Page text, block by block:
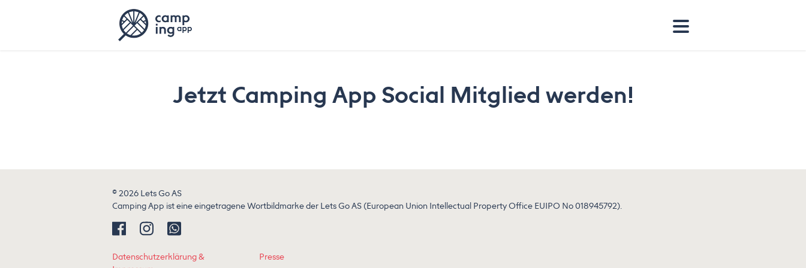
Jetzt Camping App Social Mitglied werden!
© 2026 Lets Go AS
Camping App ist eine eingetragene Wortbildmarke der Lets Go AS (European Union Intellectual Property Office EUIPO No 018945792).
Datenschutzerklärung &
Presse